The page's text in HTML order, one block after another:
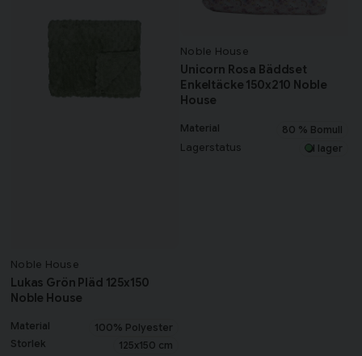
Noble House
Lukas Grön Pläd 125x150
Noble House
Material
100% Polyester
Storlek
125x150 cm
Noble House
Unicorn Rosa Bäddset
Enkeltäcke 150x210 Noble
House
Material 80 % Bomull
Lagerstatus I lager